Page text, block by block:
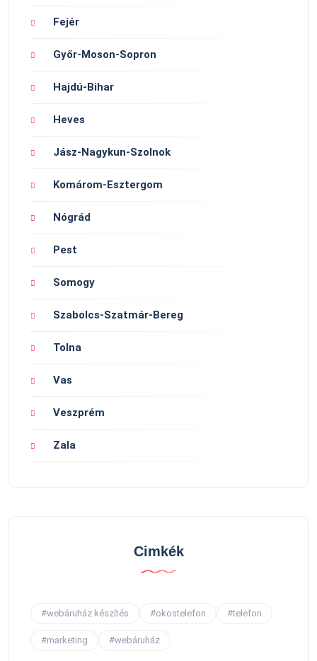
Fejér
Győr-Moson-Sopron
Hajdú-Bihar
Heves
Jász-Nagykun-Szolnok
Komárom-Esztergom
Nógrád
Pest
Somogy
Szabolcs-Szatmár-Bereg
Tolna
Vas
Veszprém
Zala
Cimkék
#webáruház készítés #okostelefon #telefon
#marketing #webáruház